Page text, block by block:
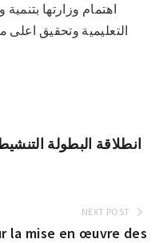
اهتمام وزارتها
التعليمية وتحقيق اعلى
انطلاقة البطولة
NEXT POST
la mise en œuvre des